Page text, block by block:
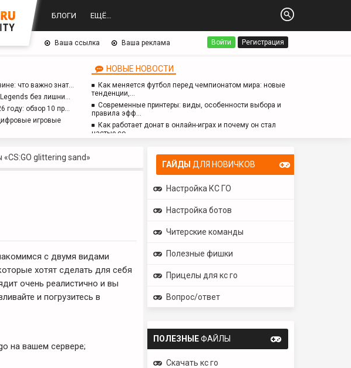
БЛОГИ ЕЩЁ…
Ваша ссылка Ваша реклама Войти Регистрация
что важно знат…
Legends без лишни…
году: обзор 10 пр…
игровые
НОВЫЕ НОВОСТИ
Как меняется футбол перед чемпионатом мира: новые
тенденции,…
Современные принтеры: виды, особенности выбора и
правила эфф…
Как работает донат в онлайн-играх и почему он стал
частью со…
ГАЙДЫ ДЛЯ НОВИЧКОВ
Настройка КС ГО
Настройка ботов
Читерские команды
Полезные фишки
Прицелы для кс го
Вопрос/ответ
ПОЛЕЗНЫЕФАЙЛЫ
Скачать кс го
«CS:GO glittering sand»
с двумя видами
хотят сделать для себя
очень реалистично и вы
и погрузитесь в
на вашем сервере;